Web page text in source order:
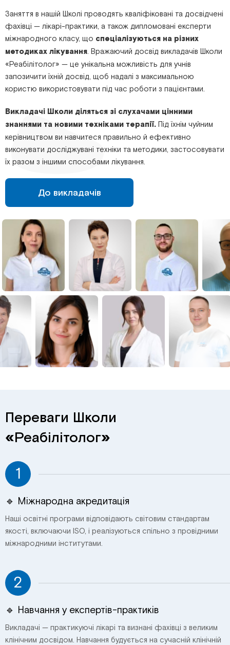
Заняття в нашій Школі проводять кваліфіковані та досвідчені
фахівці — лікарі-практики, а також дипломовані експерти
міжнародного класу, що спеціалізуються на різних
методиках лікування . Вражаючий досвід викладачів Школи
«Реабілітолог» — це унікальна можливість для учнів
запозичити їхній досвід, щоб надалі з максимальною
користю використовувати під час роботи з пацієнтами.
Викладачі Школи діляться зі слухачами цінними
знаннями та новими техніками терапії. Під їхнім чуйним
керівництвом ви навчитеся правильно й ефективно
виконувати досліджувані техніки та методики, застосовувати
їх разом з іншими способами лікування.
До викладачів
Переваги Школи
«Реабілітолог»
1
🔹 Міжнародна акредитація
Наші освітні програми відповідають світовим стандартам
якості, включаючи ISO, і реалізуються спільно з провідними
міжнародними інститутами.
2
🔹 Навчання у експертів-практиків
Викладачі — практикуючі лікарі та визнані фахівці з великим
клінічним досвідом. Навчання будується на сучасній клінічній